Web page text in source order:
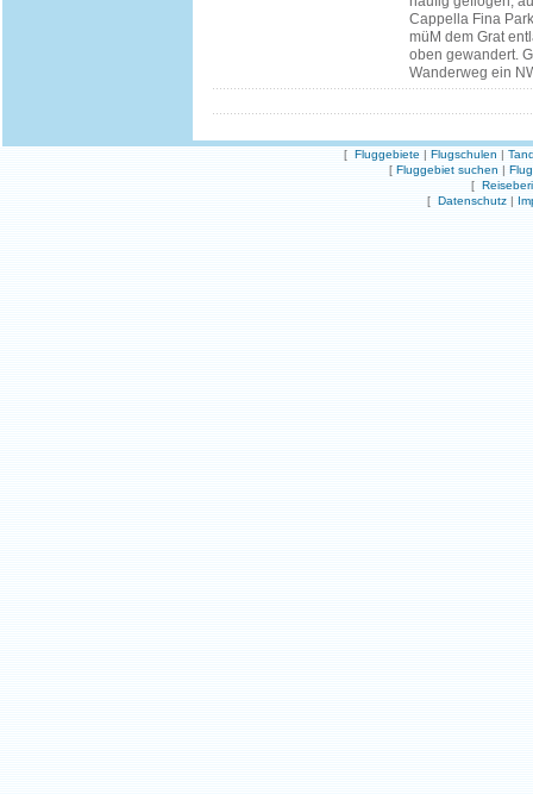
Cappella Fina
müM dem Grat
oben gewandert.
Wanderweg ein
[ Fluggebiete | Flugschulen |
[ Fluggebiet suchen |
[
[ Datenschutz |